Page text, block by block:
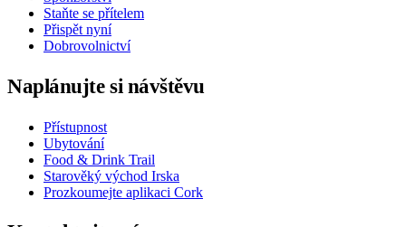
Staňte se přítelem
Přispět nyní
Dobrovolnictví
Naplánujte si návštěvu
Přístupnost
Ubytování
Food & Drink Trail
Starověký východ Irska
Prozkoumejte aplikaci Cork